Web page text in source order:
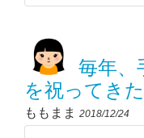
毎年、
を祝ってき
ももまま 2018/12/24